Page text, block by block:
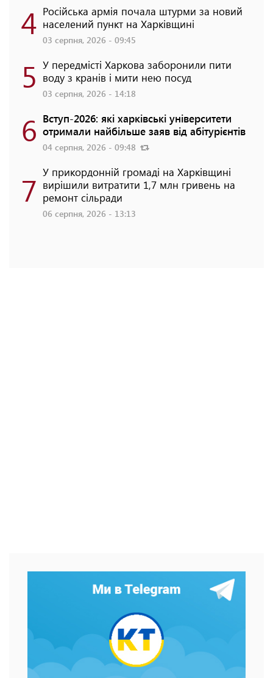
4 Російська армія почала штурми за новий
населений пункт на Харківщині
03 серпня, 2026 - 09:45
5 У передмісті Харкова заборонили пити
воду з кранів і мити нею посуд
03 серпня, 2026 - 14:18
6 Вступ-2026: які харківські університети
отримали найбільше заяв від абітурієнтів
04 серпня, 2026 - 09:48
7 У прикордонній громаді на Харківщині
вирішили витратити 1,7 млн гривень на
ремонт сільради
06 серпня, 2026 - 13:13